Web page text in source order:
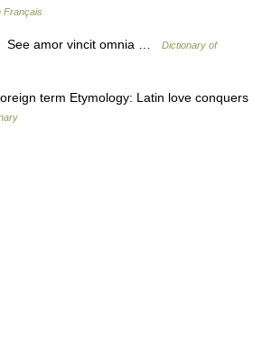
Français
amor vincit omnia …
Dictionary of
term Etymology: Latin love conquers